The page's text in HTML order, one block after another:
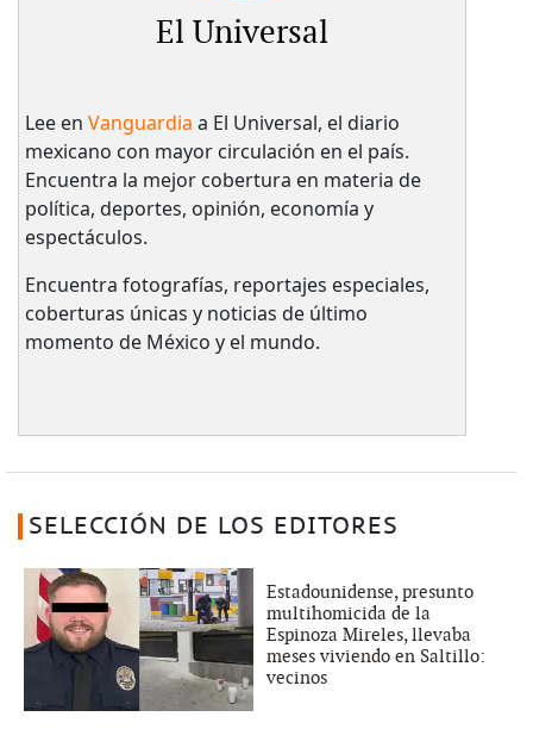
El Universal
Lee en Vanguardia a El Universal, el diario
mexicano con mayor circulación en el país.​
Encuentra la mejor cobertura en materia de
política, deportes, opinión, economía y
espectáculos.
Encuentra fotografías, reportajes especiales,
coberturas únicas y noticias de último
momento de México y el mundo.
SELECCIÓN DE LOS EDITORES
Estadounidense, presunto
multihomicida de la
Espinoza Mireles, llevaba
meses viviendo en Saltillo:
vecinos